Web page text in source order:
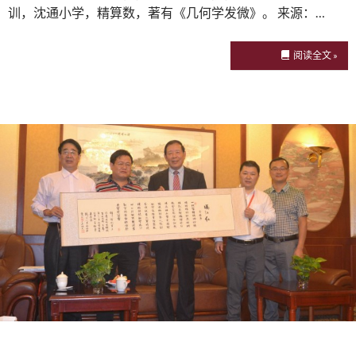
训，沈通小学，精算数，著有《几何学发微》。 来源：…
阅读全文 »